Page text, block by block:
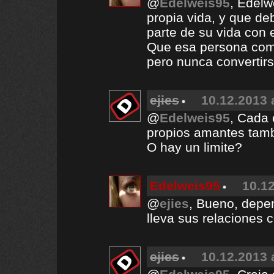
propia vida, y que
parte de su vida con
Que esa persona
pero nunca
ejies
10.12.2013
@Edelweis95, Cada
propios amantes
O hay un limite?
Edelweis95
@ejies, Bueno,
lleva sus relaciones
ejies
10.12.2013